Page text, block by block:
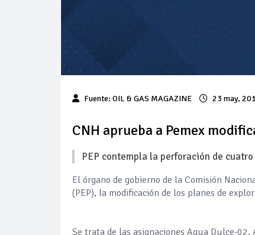
Fuente: OIL & GAS MAGAZINE 23 may,
CNH aprueba a Pemex
PEP contempla la perforación de
El órgano de gobierno de la Comisión
(PEP), la modificación de los planes de
Se trata de las asignaciones Agua Dulce-